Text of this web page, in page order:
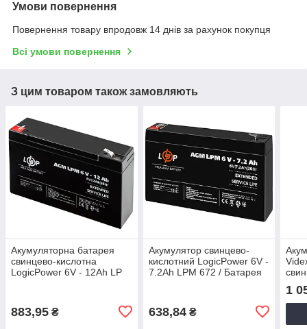
Умови повернення
Повернення товару впродовж 14 днів за рахунок покупця
Всі умови повернення
З цим товаром також замовляють
Акумуляторна батарея
свинцево-кислотна
LogicPower 6V - 12Ah LP
883,95 ₴
Акумулятор свинцево-
кислотний LogicPower 6V -
7.2Ah LPM 672 / Батарея
638,84₴
1